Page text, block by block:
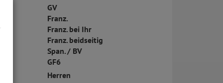
GV
Franz.
Franz. bei Ihr
Franz. beidseitig
Span. / BV
GF6
Herren